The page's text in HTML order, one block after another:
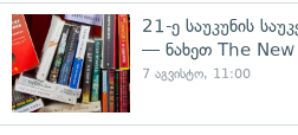
21-ე საუკუნის
— ნახეთ The New
7 აგვისტო, 11:00